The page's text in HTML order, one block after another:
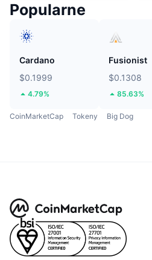
Popularne
Cardano
$0.1999
4.79%
Fusionist
$0.1308
85.63%
CoinMarketCap Tokeny Big Dog